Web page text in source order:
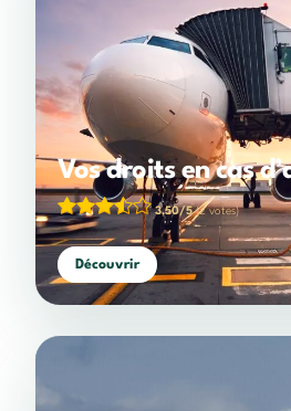
Vos droits en cas
3,50/5(2 votes)
Découvrir